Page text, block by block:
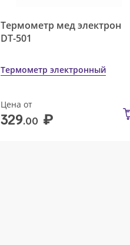
Термометр мед электрон
DT-501
Термометр электронный
Цена от
329.00 ₽